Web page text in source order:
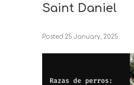
Saint Daniel
Posted 25 January, 2025